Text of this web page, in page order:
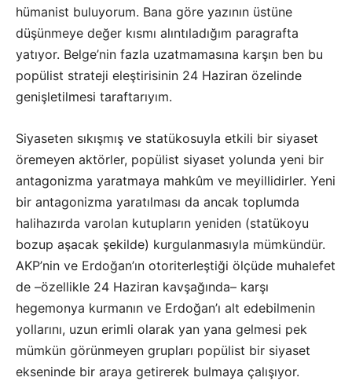
hümanist buluyorum. Bana göre yazının üstüne
düşünmeye değer kısmı alıntıladığım paragrafta
yatıyor. Belge’nin fazla uzatmamasına karşın ben bu
popülist strateji eleştirisinin 24 Haziran özelinde
genişletilmesi taraftarıyım.
Siyaseten sıkışmış ve statükosuyla etkili bir siyaset
öremeyen aktörler, popülist siyaset yolunda yeni bir
antagonizma yaratmaya mahkûm ve meyillidirler. Yeni
bir antagonizma yaratılması da ancak toplumda
halihazırda varolan kutupların yeniden (statükoyu
bozup aşacak şekilde) kurgulanmasıyla mümkündür.
AKP’nin ve Erdoğan’ın otoriterleştiği ölçüde muhalefet
de –özellikle 24 Haziran kavşağında– karşı
hegemonya kurmanın ve Erdoğan’ı alt edebilmenin
yollarını, uzun erimli olarak yan yana gelmesi pek
mümkün görünmeyen grupları popülist bir siyaset
ekseninde bir araya getirerek bulmaya çalışıyor.